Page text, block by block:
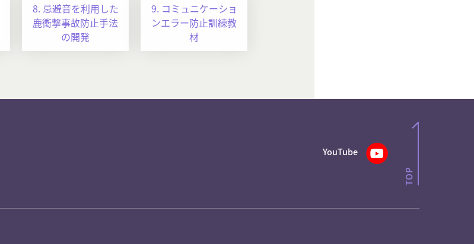
8. 忌避音を利用した
鹿衝撃事故防止手法
の開発
9. コミュニケーショ
ンエラー防止訓練教
材
YouTube